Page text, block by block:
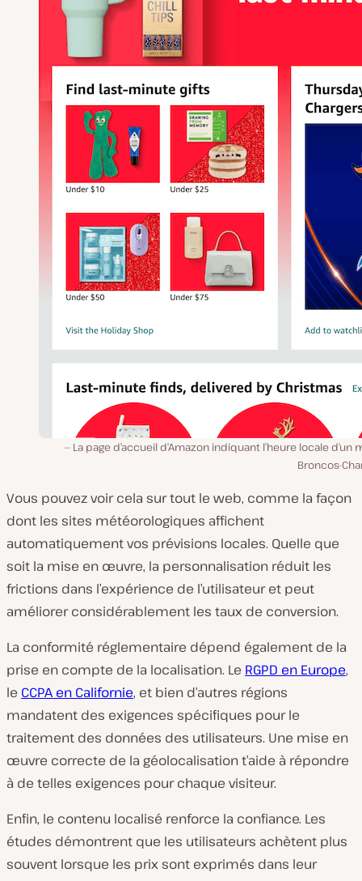
La page d’accueil d’Amazon indiquant l’heure locale d’un
Broncos-
Vous pouvez voir cela sur tout le web, comme la façon
dont les sites météorologiques affichent
automatiquement vos prévisions locales. Quelle que
soit la mise en œuvre, la personnalisation réduit les
frictions dans l’expérience de l’utilisateur et peut
améliorer considérablement les taux de conversion.
La conformité réglementaire dépend également de la
prise en compte de la localisation. Le RGPD en Europe,
le CCPA en Californie, et bien d’autres régions
mandatent des exigences spécifiques pour le
traitement des données des utilisateurs. Une mise en
œuvre correcte de la géolocalisation t’aide à répondre
à de telles exigences pour chaque visiteur.
Enfin, le contenu localisé renforce la confiance. Les
études démontrent que les utilisateurs achètent plus
souvent lorsque les prix sont exprimés dans leur